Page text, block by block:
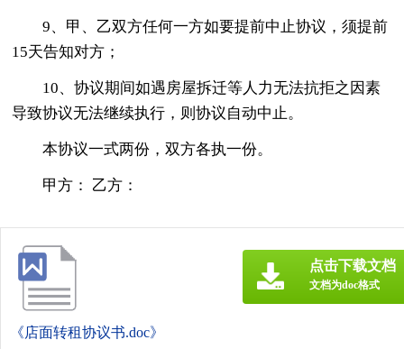
9、甲、乙双方任何一方如要提前中止协议，须提前
15天告知对方；
10、协议期间如遇房屋拆迁等人力无法抗拒之因素
导致协议无法继续执行，则协议自动中止。
本协议一式两份，双方各执一份。
甲方： 乙方：
《店面转租协议书.doc》
点击下载文档
文档为doc格式